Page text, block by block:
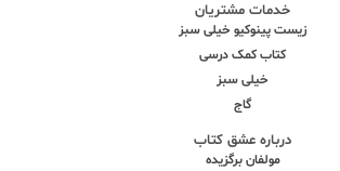
خدمات مشتریان
زیست پینوکیو خیلی سبز
کتاب کمک درسی
خیلی سبز
گاج
درباره عشق کتاب
مولفان برگزیده